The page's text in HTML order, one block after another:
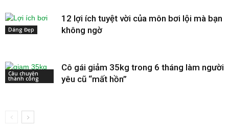
Dáng Đẹp
12 lợi ích tuyệt vời của môn bơi lội mà bạn
không ngờ
Câu chuyện
thành công
Cô gái giảm 35kg trong 6 tháng làm người
yêu cũ “mất hồn”